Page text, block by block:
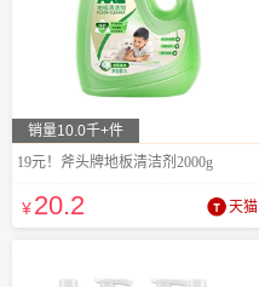
销量10.0千+件
19元！斧头牌地板清洁剂2000g
¥20.2 天猫